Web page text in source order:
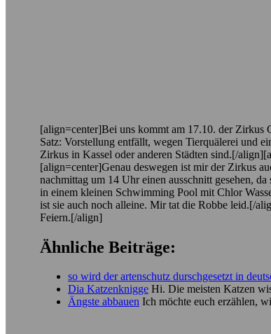
[align=center]Bei uns kommt am 17.10. der
Satz: Vorstellung entfällt, wegen Tierquälerei und
Zirkus in Kassel oder anderen Städten sind.[/
[align=center]Genau deswegen ist mir der Zirkus
nachmittag um 14 Uhr einen ausschnitt gesehen,
in einem kleinen Schwimming Pool mit Chlor
ist sie auch noch alleine. Mir tat die Robbe leid.[/
Feiern.[/align]
Ähnliche Beiträge:
so wird der artenschutz durschgesetzt in
Dia Katzenknigge Hi. Die meisten Katzen
Ängste abbauen Ich möchte euch erzählen,